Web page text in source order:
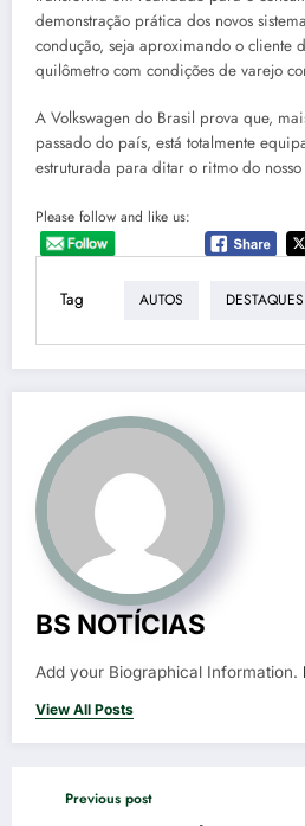
demonstração prática dos novos
condução, seja aproximando o cliente
quilômetro com condições de varejo
A Volkswagen do Brasil prova que,
passado do país, está totalmente
estruturada para ditar o ritmo do
Please follow and like us:
Tag AUTOS DESTAQUES
BS NOTÍCIAS
Add your Biographical Information.
View All Posts
Previous post